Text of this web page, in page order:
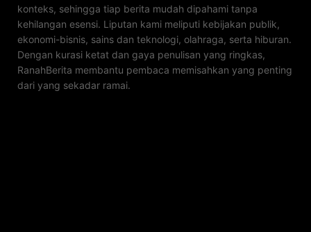
konteks, sehingga tiap berita mudah dipahami tanpa
kehilangan esensi. Liputan kami meliputi kebijakan publik,
ekonomi-bisnis, sains dan teknologi, olahraga, serta hiburan.
Dengan kurasi ketat dan gaya penulisan yang ringkas,
RanahBerita membantu pembaca memisahkan yang penting
dari yang sekadar ramai.